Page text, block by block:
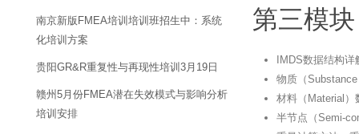
第三模
IMDS数据结构
物质（
材料（Material）
半节点（Semi-
南京新版FMEA培训培训班招生中：系统
化培训方案
贵阳GR&R重复性与再现性培训3月19日
赣州5月份FMEA潜在失效模式与影响分析
培训安排